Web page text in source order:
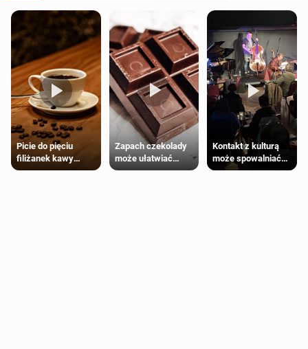
Picie do pięciu
filiżanek kawy
dziennie jest
Zapach czekolady
może ułatwiać
trening siłowy
Kontakt z kulturą
może spowalniać
starzenie